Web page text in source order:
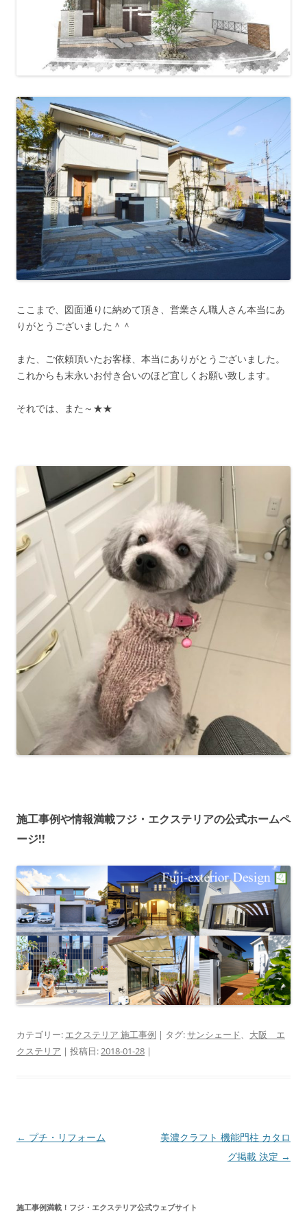
ここまで、図面通りに納めて頂き、営業さん職人さん本当にあ
りがとうございました＾＾
また、ご依頼頂いたお客様、本当にありがとうございました。
これからも末永いお付き合いのほど宜しくお願い致します。
それでは、また～★★
施工事例や情報満載フジ・エクステリアの公式ホームペ
ージ!!
カテゴリー: エクステリア 施工事例 | タグ:サンシェード、 大阪 エ
クステリア | 投稿日:2018-01-28 |
投
ゲ
← プチ・リフォーム
美濃クラフト 機能門柱 カタロ
グ掲載 決定 →
施工事例満載！フジ・エクステリア公式ウェブサイト